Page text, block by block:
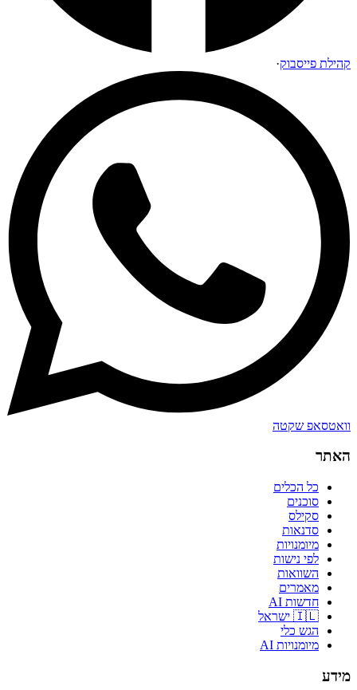
קהילת פייסבוק·
וואטסאפ שקטה
האתר
כל הכלים
סוכנים
סקילס
סדנאות
מיומנויות
לפי נישות
השוואות
מאמרים
חדשות AI
🇮🇱 ישראל
הגש כלי
מיומנויות AI
מידע